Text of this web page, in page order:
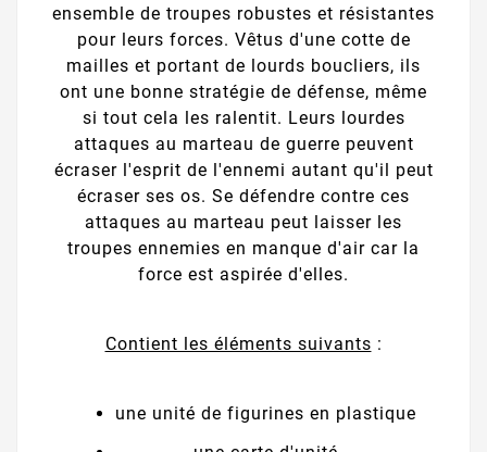
ensemble de troupes robustes et résistantes
pour leurs forces. Vêtus d'une cotte de
mailles et portant de lourds boucliers, ils
ont une bonne stratégie de défense, même
si tout cela les ralentit. Leurs lourdes
attaques au marteau de guerre peuvent
écraser l'esprit de l'ennemi autant qu'il peut
écraser ses os. Se défendre contre ces
attaques au marteau peut laisser les
troupes ennemies en manque d'air car la
force est aspirée d'elles.
Contient les éléments suivants :
une unité de figurines en plastique